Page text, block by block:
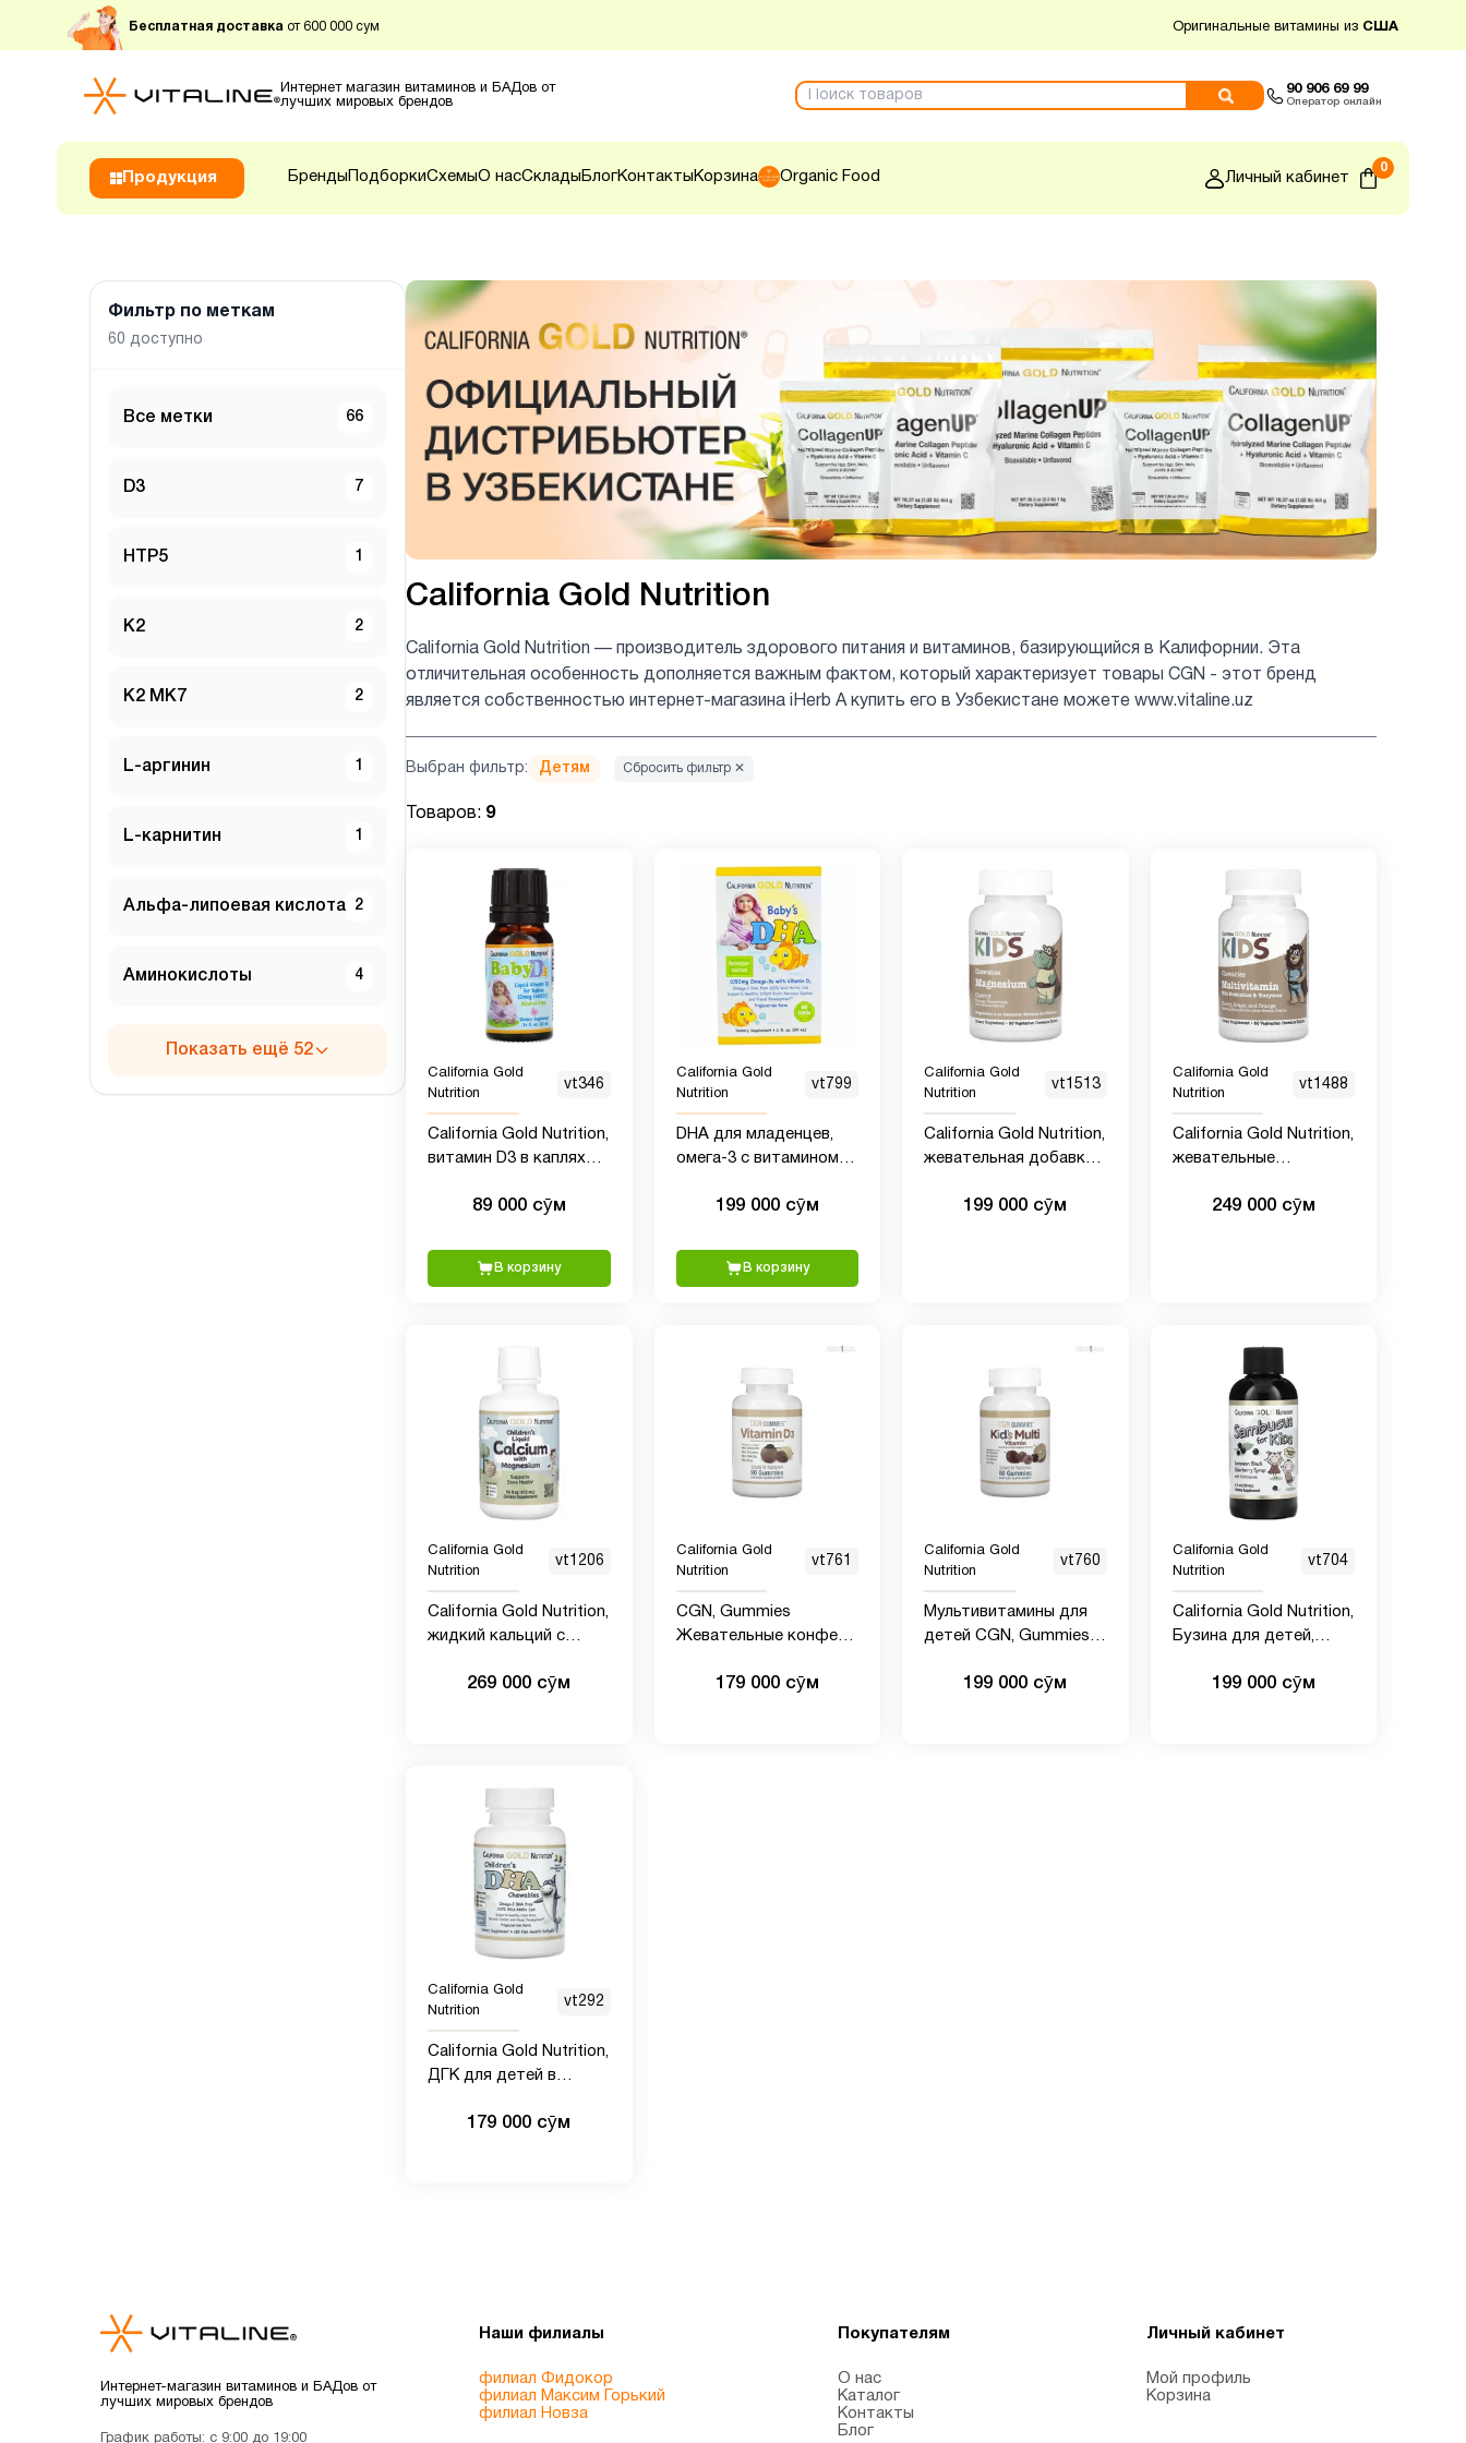
Бесплатная доставка от 600 000 сум Оригинальные витамины из США
Интернет магазин витаминов и БАДов от
лучших мировых брендов
90 906 69 99
Оператор онлайн
Продукция Бренды ПодборкиСхемыО насСклады БлогКонтакты Корзина Organic Food Личный кабинет
0
Фильтр по меткам
60 доступно
Все метки 66
D3 7
HTP5 1
K2 2
K2 MK7 2
L-аргинин 1
L-карнитин 1
Альфа-липоевая кислота 2
Аминокислоты 4
Показать ещё 52
California Gold Nutrition
California Gold Nutrition — производитель здорового питания и витаминов, базирующийся в Калифорнии. Эта
отличительная особенность дополняется важным фактом, который характеризует товары CGN - этот бренд
является собственностью интернет-магазина iHerb А купить его в Узбекистане можете www.vitaline.uz
Выбран фильтр: Детям Сбросить фильтр ✕
Товаров: 9
California Gold
Nutrition
vt346
California Gold Nutrition,
витамин D3 в каплях
89 000 сӯм
В корзину
California Gold
Nutrition
vt799
DHA для младенцев,
омега-3 с витамином
California Gold Nutrition,
199 000 сӯм
В корзину
California Gold
Nutrition
vt1513
California Gold Nutrition,
жевательная добавка
со вкусом вишни, 90
199 000 сӯм
California Gold
Nutrition
vt1488
California Gold Nutrition,
жевательные
пробиотиками и
249 000 сӯм
California Gold
Nutrition
vt1206
California Gold Nutrition,
жидкий кальций с
апельсин, 473 мл
269 000 сӯм
California Gold
Nutrition
vt761
CGN, Gummies
Жевательные конфеты
детей 1000 МЕ 90 шт.
179 000 сӯм
California Gold
Nutrition
vt760
Мультивитамины для
детей CGN, Gummies
ягодно-фруктовые (60
199 000 сӯм
California Gold
Nutrition
vt704
California Gold Nutrition,
Бузина для детей,
черной бузины с
199 000 сӯм
California Gold
Nutrition
vt292
California Gold Nutrition,
ДГК для детей в
таблеток, 100% дикая
179 000 сӯм
Интернет-магазин витаминов и БАДов от
лучших мировых брендов
График работы: с 9:00 до 19:00
Наши филиалы
филиал Фидокор
филиал Максим Горький
филиал Новза
Покупателям
О нас
Каталог
Контакты
Блог
Личный кабинет
Мой профиль
Корзина